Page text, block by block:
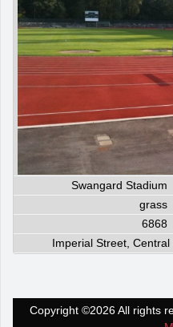
Swangard Stadium
grass
6868
Copyright ©2026 All rights